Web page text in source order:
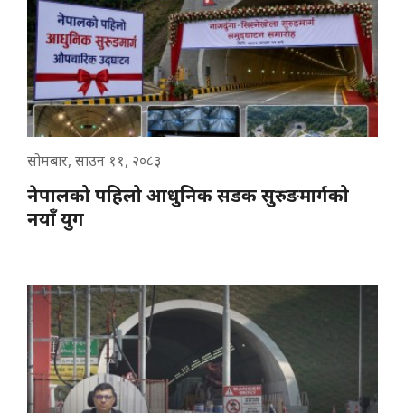
सोमबार, साउन ११, २०८३
नेपालको पहिलो आधुनिक सडक सुरुङमार्गको
नयाँ युग